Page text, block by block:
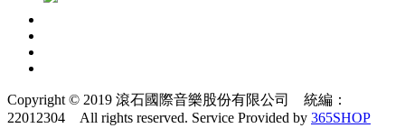
Copyright © 2019 滾石國際音樂股份有限公司 統編：
22012304 All rights reserved. Service Provided by 365SHOP